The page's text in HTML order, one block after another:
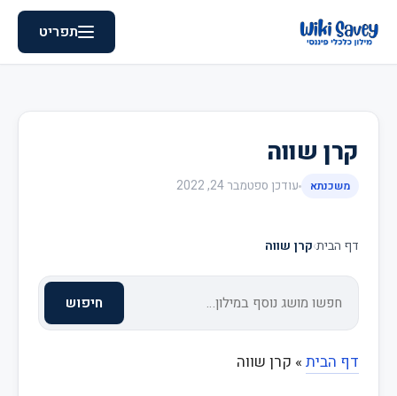
תפריט
קרן שווה
משכנתא עודכן ספטמבר 24, 2022
דף הבית›קרן שווה
חיפוש
דף הבית » קרן שווה